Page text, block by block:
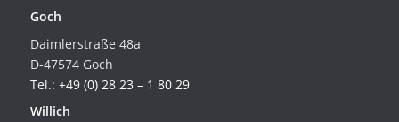
Goch
Daimlerstraße 48a
D-47574 Goch
Tel.: +49 (0) 28 23 – 1 80 29
Willich